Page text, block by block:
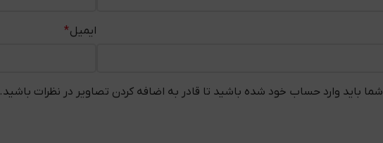
ایمیل*
شما باید وارد حساب خود شده باشید تا قادر به اضافه کردن تصاویر در نظرات باشید.